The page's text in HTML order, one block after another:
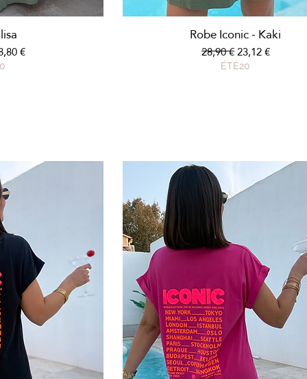
promotionnel
€
Aperçu rapide
Robe Iconic - Kaki
Prix original
28,90 €Prix
23,12 €
ÉTÉ20